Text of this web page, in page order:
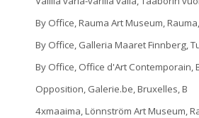
By Office, Rauma Art Museum,
By Office, Galleria Maaret Finnberg,
By Office, Office d'Art Contemporain,
Opposition, Galerie.be, Bruxelles, B
4xmaaima, Lönnström Art Museum,